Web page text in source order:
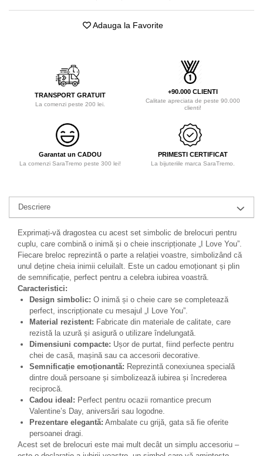
Adauga la Favorite
TRANSPORT GRATUIT
La comenzi peste 200 lei.
+90.000 CLIENTI
Calitate apreciata de peste 90.000
clienti!
Garantat un CADOU
La comenzi SaraTremo peste 300 lei!
PRIMESTI CERTIFICAT
La bijuteriile marca SaraTremo.
Descriere
Exprimați-vă dragostea cu acest set simbolic de brelocuri pentru
cuplu, care combină o inimă și o cheie inscripționate „I Love You”.
Fiecare breloc reprezintă o parte a relației voastre, simbolizând că
unul deține cheia inimii celuilalt. Este un cadou emoționant și plin
de semnificație, perfect pentru a celebra iubirea voastră.
Caracteristici:
Design simbolic: O inimă și o cheie care se completează
perfect, inscripționate cu mesajul „I Love You”.
Material rezistent: Fabricate din materiale de calitate, care
rezistă la uzură și asigură o utilizare îndelungată.
Dimensiuni compacte: Ușor de purtat, fiind perfecte pentru
chei de casă, mașină sau ca accesorii decorative.
Semnificație emoționantă: Reprezintă conexiunea specială
dintre două persoane și simbolizează iubirea și încrederea
reciprocă.
Cadou ideal: Perfect pentru ocazii romantice precum
Valentine’s Day, aniversări sau logodne.
Prezentare elegantă: Ambalate cu grijă, gata să fie oferite
persoanei dragi.
Acest set de brelocuri este mai mult decât un simplu accesoriu –